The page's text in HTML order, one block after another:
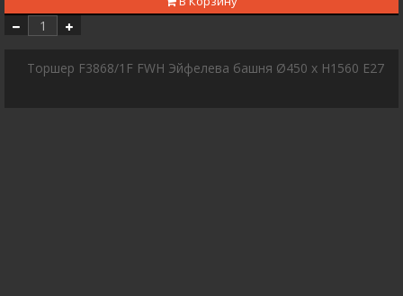
Торшер F3868/1F FWH Эйфелева башня Ø450 x H1560 E27